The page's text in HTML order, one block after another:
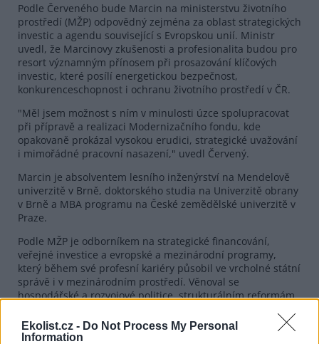
Ekolist.cz - Do Not Process My Personal
Information
Podle Červeného bude Marcin na ministerstvu životního
prostředí (MŽP) odpovědný zejména za oblast strategických
investic a agendu související s Evropskou unií. Ministr
uvedl, že Marcinovy zkušenosti a profesionalita budou pro
resort významným přínosem při prosazování klíčových
investic, které posílí energetickou bezpečnost,
konkurenceschopnost i ochranu životního prostředí v ČR.
"Měl jsem možnost s ním v minulosti úzce spolupracovat
při přípravě a realizaci Modernizačního fondu, kde
opakovaně prokázal vysokou erudici, strategické uvažování
i mimořádné pracovní nasazení," uvedl Červený.
Marcin je absolventem lesního inženýrství na Mendelově
univerzitě v Brně, doktorského studia na Univerzitě obrany
v Brně a MBA programu na České zemědělské univerzitě v
Praze.
Podle MŽP je odborníkem na strategické financování,
veřejné investice a evropské a mezinárodní programy,
který během své profesní kariéry působil ve vrcholné státní
správě i v mezinárodním prostředí. Věnoval se
hospodářské a rozvojové politice, strukturálním reformám